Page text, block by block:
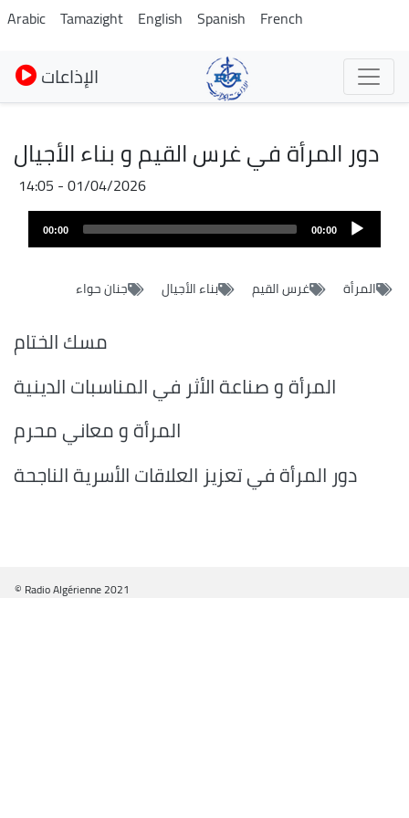
Skip
to
main
content
Arabic Tamazight English Spanish French
الإذاعات
دور المرأة في غرس القيم و بناء الأجيال
01/04/2026 - 14:05
00:00
00:00
المرأة غرس القيم بناء الأجيال جنان حواء
مسك الختام
المرأة و صناعة الأثر في المناسبات الدينية
المرأة و معاني محرم
دور المرأة في تعزيز العلاقات الأسرية الناجحة
© Radio Algérienne 2021